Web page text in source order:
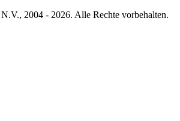
2004 - 2026. Alle Rechte vorbehalten.